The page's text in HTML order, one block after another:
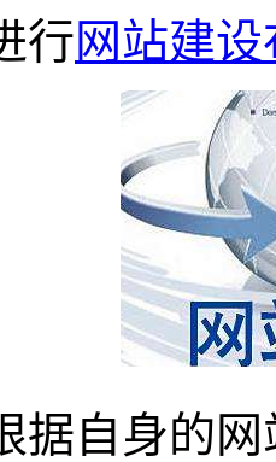
行网站建
自身的网